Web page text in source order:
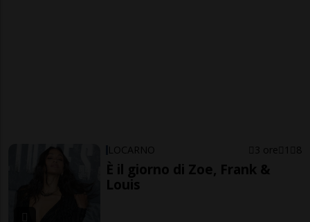
LOCARNO 3 ore 1 8
È il giorno di Zoe, Frank &
Louis